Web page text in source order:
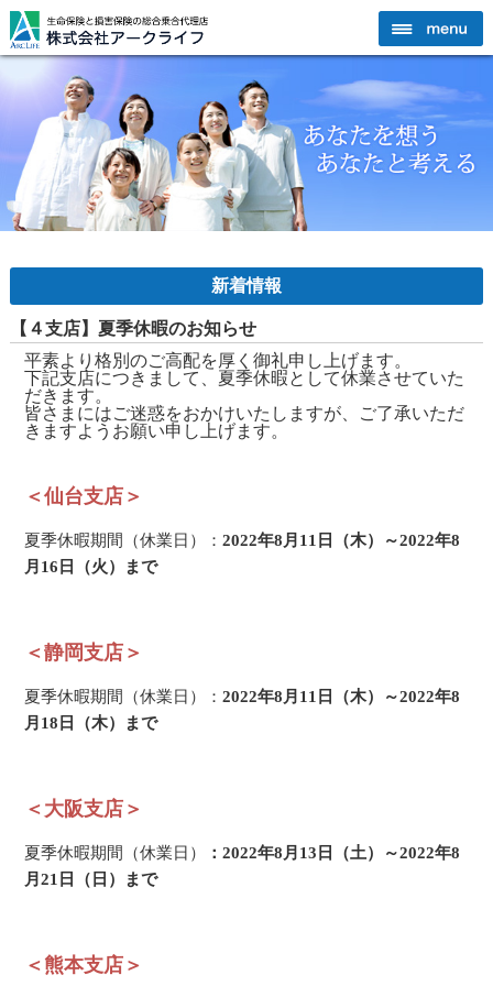
新着情報
【４支店】夏季休暇のお知らせ
平素より格別のご高配を厚く御礼申し上げます。
下記支店につきまして、夏季休暇として休業させていた
だきます。
皆さまにはご迷惑をおかけいたしますが、ご了承いただ
きますようお願い申し上げます。
＜仙台支店＞
夏季休暇期間（休業日）：2022年8月11日（木）～2022年8
月16日（火）まで
＜静岡支店＞
夏季休暇期間（休業日）：2022年8月11日（木）～2022年8
月18日（木）まで
＜大阪支店＞
夏季休暇期間（休業日） ：2022年8月13日（土）～2022年8
月21日（日）まで
＜熊本支店＞